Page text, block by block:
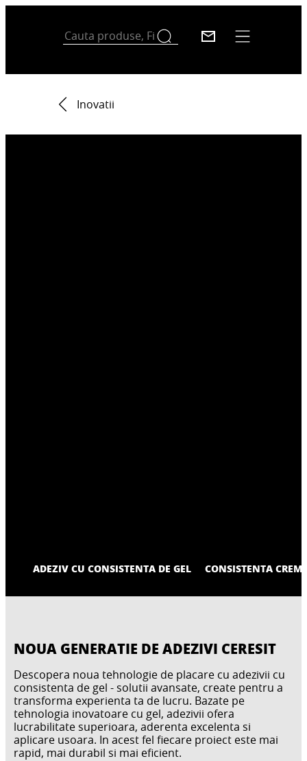
Inovatii
ADEZIV CU CONSISTENTA DE GEL CONSISTENTA
NOUA GENERATIE DE ADEZIVI CERESIT
Descopera noua tehnologie de placare cu adezivii cu
consistenta de gel - solutii avansate, create pentru a
transforma experienta ta de lucru. Bazate pe
tehnologia inovatoare cu gel, adezivii ofera
lucrabilitate superioara, aderenta excelenta si
aplicare usoara. In acest fel fiecare proiect este mai
rapid, mai durabil si mai eficient.